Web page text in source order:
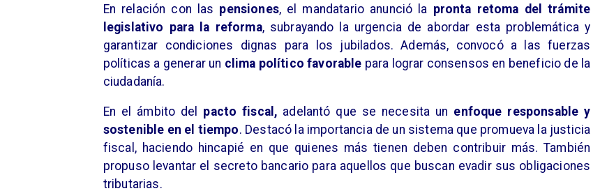
​En relación con las pensiones, el mandatario anunció la pronta retoma del trámite
legislativo para la reforma, subrayando la urgencia de abordar esta problemática y
garantizar condiciones dignas para los jubilados. Además, convocó a las fuerzas
políticas a generar un clima político favorable para lograr consensos en beneficio de la
ciudadanía.
​En el ámbito del pacto fiscal, adelantó que se necesita un enfoque responsable y
sostenible en el tiempo. Destacó la importancia de un sistema que promueva la justicia
fiscal, haciendo hincapié en que quienes más tienen deben contribuir más. También
propuso levantar el secreto bancario para aquellos que buscan evadir sus obligaciones
tributarias.